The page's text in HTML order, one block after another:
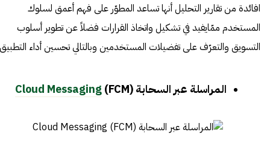
افائدة من تقارير التحليل أنها تساعد المطوّر على فهم أعمق لسلوك
المستخدم ممّايفيد في تشكيل واتخاذ القرارات فضلاً عن تطوير أسلوب
التسويق والتعرّف على تفضيلات المستخدمين وبالتالي تحسين أداء
المراسلة عبر السحابة ( Cloud Messaging(FCM